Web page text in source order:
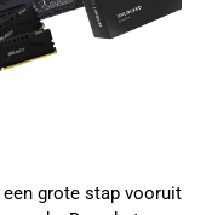
grote stap vooruit